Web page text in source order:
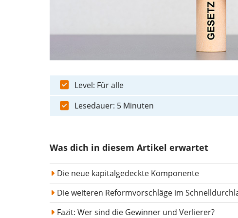
Level: Für alle
Lesedauer: 5 Minuten
Was dich in diesem Artikel erwartet
Die neue kapitalgedeckte Komponente
Die weiteren Reformvorschläge im
Fazit: Wer sind die Gewinner und Verlierer?